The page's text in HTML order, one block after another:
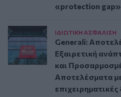
«protection gap»
ΙΔΙΩΤΙΚΗ ΑΣΦAΛΙΣΗ
Generali:
Εξαιρετική
και
Αποτελέσματα